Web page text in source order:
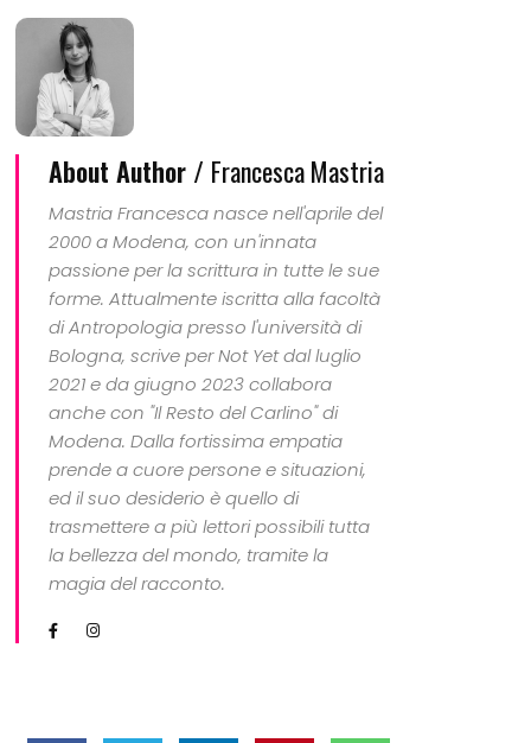
About Author / Francesca Mastria
Mastria Francesca nasce nell'aprile del
2000 a Modena, con un'innata
passione per la scrittura in tutte le sue
forme. Attualmente iscritta alla facoltà
di Antropologia presso l'università di
Bologna, scrive per Not Yet dal luglio
2021 e da giugno 2023 collabora
anche con "Il Resto del Carlino" di
Modena. Dalla fortissima empatia
prende a cuore persone e situazioni,
ed il suo desiderio è quello di
trasmettere a più lettori possibili tutta
la bellezza del mondo, tramite la
magia del racconto.